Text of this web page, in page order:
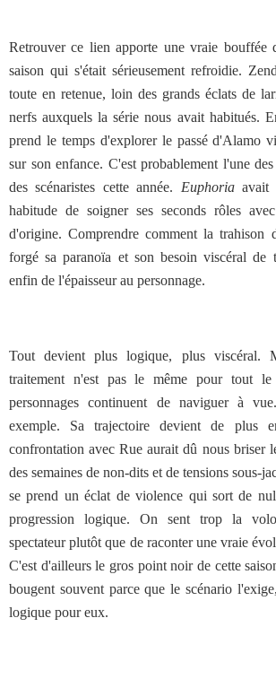
Retrouver ce lien apporte une vraie bouffée
saison qui s'était sérieusement refroidie.
toute en retenue, loin des grands éclats de
nerfs auxquels la série nous avait habitués.
prend le temps d'explorer le passé d'Alamo
sur son enfance. C'est probablement l'une
des scénaristes cette année. Euphoriaavait
habitude de soigner ses seconds rôles
d'origine. Comprendre comment la trahison
forgé sa paranoïa et son besoin viscéral de
enfin de l'épaisseur au personnage.
Tout devient plus logique, plus viscéral.
traitement n'est pas le même pour tout le
personnages continuent de naviguer à
exemple. Sa trajectoire devient de plus
confrontation avec Rue aurait dû nous briser
des semaines de non-dits et de tensions sous-
se prend un éclat de violence qui sort de
progression logique. On sent trop la
spectateur plutôt que de raconter une vraie
C'est d'ailleurs le gros point noir de cette
bougent souvent parce que le scénario
logique pour eux.